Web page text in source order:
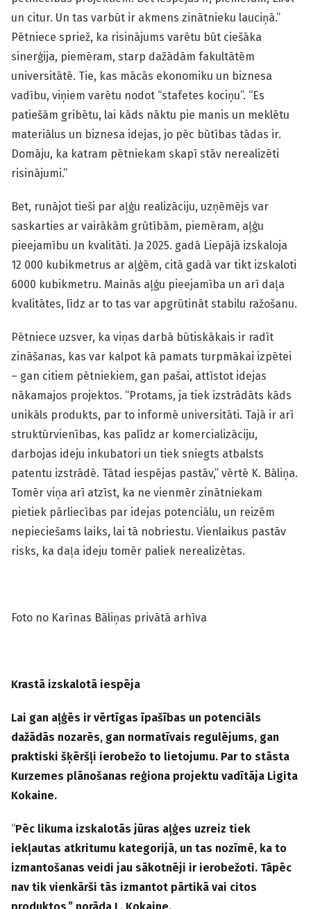
un citur. Un tas varbūt ir akmens zinātnieku lauciņā.”
Pētniece spriež, ka risinājums varētu būt ciešāka
sinerģija, piemēram, starp dažādām fakultātēm
universitātē. Tie, kas mācās ekonomiku un biznesa
vadību, viņiem varētu nodot “stafetes kociņu”. “Es
patiešām gribētu, lai kāds nāktu pie manis un meklētu
materiālus un biznesa idejas, jo pēc būtības tādas ir.
Domāju, ka katram pētniekam skapī stāv nerealizēti
risinājumi.”
Bet, runājot tieši par aļģu realizāciju, uzņēmējs var
saskarties ar vairākām grūtībām, piemēram, aļģu
pieejamību un kvalitāti. Ja 2025. gadā Liepājā izskaloja
12 000 kubikmetrus ar aļģēm, citā gadā var tikt izskaloti
6000 kubikmetru. Mainās aļģu pieejamība un arī daļa
kvalitātes, līdz ar to tas var apgrūtināt stabilu ražošanu.
Pētniece uzsver, ka viņas darbā būtiskākais ir radīt
zināšanas, kas var kalpot kā pamats turpmākai izpētei
– gan citiem pētniekiem, gan pašai, attīstot idejas
nākamajos projektos. “Protams, ja tiek izstrādāts kāds
unikāls produkts, par to informē universitāti. Tajā ir arī
struktūrvienības, kas palīdz ar komercializāciju,
darbojas ideju inkubatori un tiek sniegts atbalsts
patentu izstrādē. Tātad iespējas pastāv,” vērtē K. Bāliņa.
Tomēr viņa arī atzīst, ka ne vienmēr zinātniekam
pietiek pārliecības par idejas potenciālu, un reizēm
nepieciešams laiks, lai tā nobriestu. Vienlaikus pastāv
risks, ka daļa ideju tomēr paliek nerealizētas.
Foto no Karīnas Bāliņas privātā arhīva
Krastā izskalotā iespēja
Lai gan aļģēs ir vērtīgas īpašības un potenciāls
dažādās nozarēs, gan normatīvais regulējums, gan
praktiski šķēršļi ierobežo to lietojumu. Par to stāsta
Kurzemes plānošanas reģiona projektu vadītāja Ligita
Kokaine.
“Pēc likuma izskalotās jūras aļģes uzreiz tiek
iekļautas atkritumu kategorijā, un tas nozīmē, ka to
izmantošanas veidi jau sākotnēji ir ierobežoti. Tāpēc
nav tik vienkārši tās izmantot pārtikā vai citos